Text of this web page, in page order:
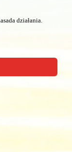
działania.